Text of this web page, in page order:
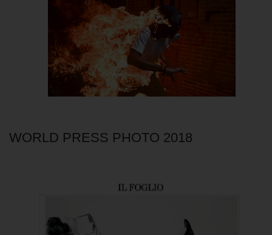
WORLD PRESS PHOTO 2018